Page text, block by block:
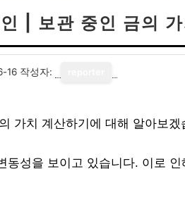
| 보관 중인 금의 가
16 작성자:
가치 계산하기에 대해 알아보겠
동성을 보이고 있습니다. 이로